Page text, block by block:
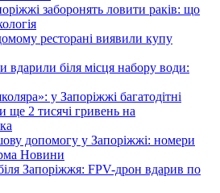
заборонять ловити раків: що
ресторані виявили купу
вдарили біля місця набору води:
у Запоріжжі багатодітні
2 тисячі гривень на
допомогу у Запоріжжі: номери
Новини
Запоріжжя: FPV-дрон вдарив по